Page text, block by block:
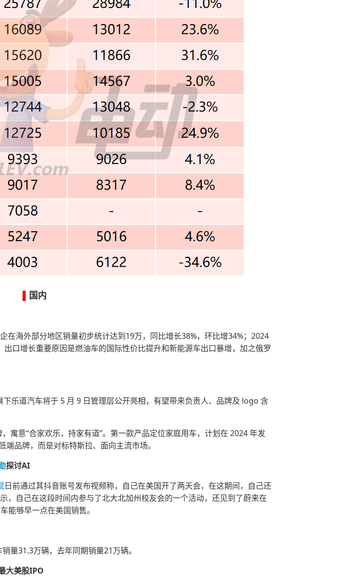
国内
在海外部分地区销量初步统计达到19万，同比增长38%，环比增34%；2024
口增长重要原因是燃油车的国际性价比提升和新能源车出口暴增，加之俄罗
乐道汽车将于 5 月 9 日管理层公开亮相，有望带来负责人、品牌及 logo 含
寓意“合家欢乐，持家有道”。第一款产品定位家庭用车，计划在 2024 年发
端品牌，而是对标特斯拉、面向主流市场。
探讨AI
日前通过其抖音账号发布视频称，自己在美国开了两天会，在这期间，自己还
，自己在这段时间内参与了北大北加州校友会的一个活动，还见到了蔚来在
能够早一点在美国销售。
量31.3万辆，去年同期销量21万辆。
大美股IPO